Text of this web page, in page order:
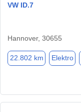
VW ID.7
Hannover, 30655
22.802 km Elektro